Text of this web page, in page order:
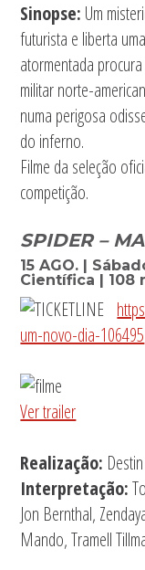
Sinopse: Um
futurista e liberta
atormentada
militar norte-
numa perigosa
do inferno.
Filme da seleção
competição.
SPIDER –
15 AGO. |
Científica | 108
um-novo-dia-106495
Ver trailer
Realização:
Interpretação:
Jon Bernthal,
Mando, Tramell